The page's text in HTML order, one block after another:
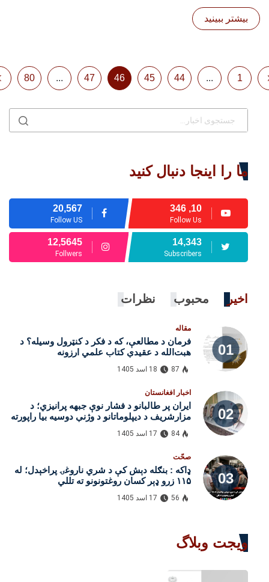
بیشتر ببینید
1
...
44
45
46
47
...
80
ما را اینجا دنبال کنید
20,567
Follow US
10, 346
Follow Us
12,5645
Follwers
14,343
Subscribers
اخیر محبوب نظرات
مقاله
فرمان د مطالعې، که د فکر د کنټرول وسیله؟ د
هبت‌الله د عقیدې کتاب علمي ارزونه
87 18 اسد 1405
اخبار افغانستان
ایران پر طالبانو د فشار نوې جبهه پرانیزي؛ د
مزارشریف د دیپلوماتانو د وژنې دوسیه بیا راپورته
84 17 اسد 1405
صحّت
ډاکه : بنګله‌ دېش کې د شري ناروغۍ پراخېدل؛ له
۱۱۵ زرو ډېر کسان روغتونونو ته تللي
56 17 اسد 1405
ویجت وبلاگ